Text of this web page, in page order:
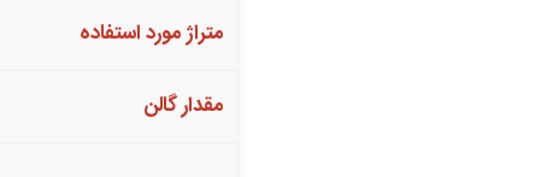
متراژ مورد استفاده
مقدار گالن